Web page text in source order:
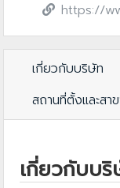
https://
เกี่ยวกับบริษัท
สถานที่ตั้งและสา
เกี่ยวกับบ